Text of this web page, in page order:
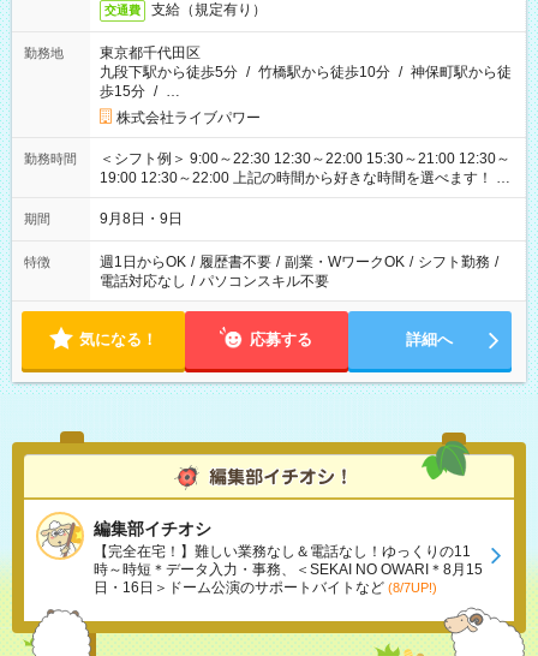
交通費 支給（規定有り）
勤務地
東京都千代田区
九段下駅から徒歩5分 / 竹橋駅から徒歩10分 / 神保町駅から徒
歩15分 / …
株式会社ライブパワー
勤務時間
＜シフト例＞ 9:00～22:30 12:30～22:00 15:30～21:00 12:30～
19:00 12:30～22:00 上記の時間から好きな時間を選べます！ ※
時間は変更となる可能性があります
期間 9月8日・9日
特徴 週1日からOK / 履歴書不要 / 副業・WワークOK / シフト勤務 /
電話対応なし / パソコンスキル不要
気になる！ 応募する 詳細へ
編集部イチオシ
【完全在宅！】難しい業務なし＆電話なし！ゆっくりの11
時～時短＊データ入力・事務、＜SEKAI NO OWARI＊8月15
日・16日＞ドーム公演のサポートバイトなど (8/7UP!)